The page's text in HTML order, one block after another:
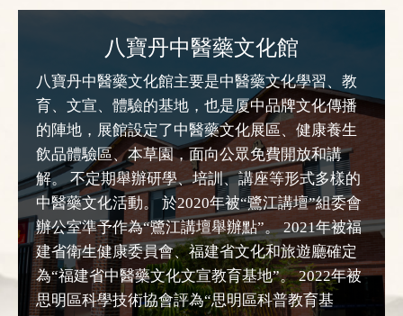
八寶丹中醫藥文化館
八寶丹中醫藥文化館主要是中醫藥文化學習、教
育、文宣、體驗的基地，也是厦中品牌文化傳播
的陣地，展館設定了中醫藥文化展區、健康養生
飲品體驗區、本草園，面向公眾免費開放和講
解。 不定期舉辦研學、培訓、講座等形式多樣的
中醫藥文化活動。 於2020年被“鷺江講壇”組委會
辦公室準予作為“鷺江講壇舉辦點”。 2021年被福
建省衛生健康委員會、福建省文化和旅遊廳確定
為“福建省中醫藥文化文宣教育基地”。 2022年被
思明區科學技術協會評為“思明區科普教育基